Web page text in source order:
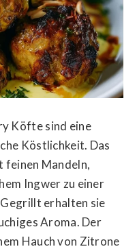
Köfte sind eine
Köstlichkeit. Das
feinen Mandeln,
Ingwer zu einer
erhalten sie
Aroma. Der
Hauch von Zitrone